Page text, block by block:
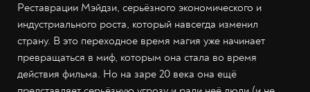
Реставрации Мэйдзи, серьёзного экономического и
индустриального роста, который навсегда изменил
страну. В это переходное время магия уже начинает
превращаться в миф, которым она стала во время
действия фильма. Но на заре 20 века она ещё